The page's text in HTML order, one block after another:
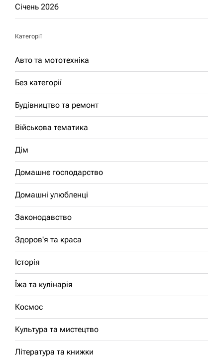
Січень 2026
Категорії
Авто та мототехніка
Без категорії
Будівництво та ремонт
Військова тематика
Дім
Домашнє господарство
Домашні улюбленці
Законодавство
Здоров'я та краса
Історія
Їжа та кулінарія
Космос
Культура та мистецтво
Література та книжки